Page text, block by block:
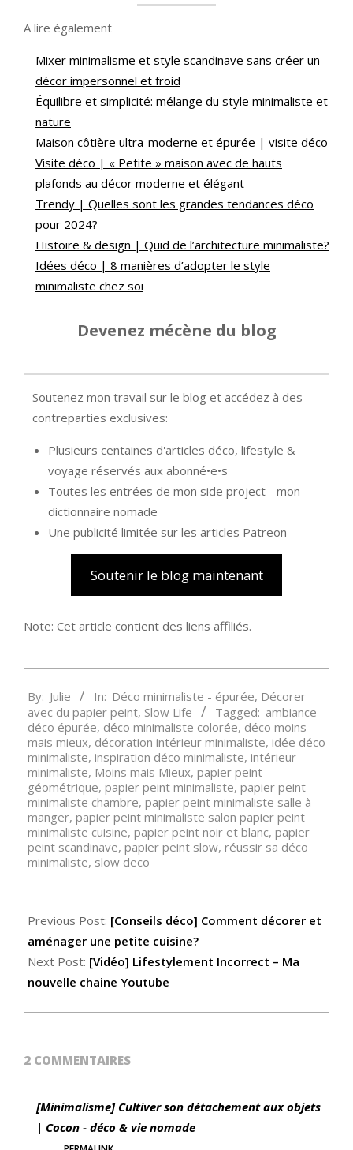
A lire également
Mixer minimalisme et style scandinave sans créer un
décor impersonnel et froid
Équilibre et simplicité: mélange du style minimaliste et
nature
Maison côtière ultra-moderne et épurée | visite déco
Visite déco | « Petite » maison avec de hauts
plafonds au décor moderne et élégant
Trendy | Quelles sont les grandes tendances déco
pour 2024?
Histoire & design | Quid de l’architecture minimaliste?
Idées déco | 8 manières d’adopter le style
minimaliste chez soi
Devenez mécène du blog
Soutenez mon travail sur le blog et accédez à des
contreparties exclusives:
Plusieurs centaines d'articles déco, lifestyle &
voyage réservés aux abonné•e•s
Toutes les entrées de mon side project - mon
dictionnaire nomade
Une publicité limitée sur les articles Patreon
Soutenir le blog maintenant
Note: Cet article contient des liens affiliés.
10-
07
By: Julie In: Déco minimaliste - épurée, Décorer
avec du papier peint, Slow Life Tagged: ambiance
déco épurée, déco minimaliste colorée, déco moins
mais mieux, décoration intérieur minimaliste, idée déco
minimaliste, inspiration déco minimaliste, intérieur
minimaliste, Moins mais Mieux, papier peint
géométrique, papier peint minimaliste, papier peint
minimaliste chambre, papier peint minimaliste salle à
manger, papier peint minimaliste salon papier peint
minimaliste cuisine, papier peint noir et blanc, papier
peint scandinave, papier peint slow, réussir sa déco
minimaliste, slow deco
Previous Post: [Conseils déco] Comment décorer et
aménager une petite cuisine?
Next Post: [Vidéo] Lifestylement Incorrect – Ma
nouvelle chaine Youtube
2 COMMENTAIRES
[Minimalisme] Cultiver son détachement aux objets
| Cocon - déco & vie nomade